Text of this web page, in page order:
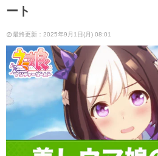
ート
最終更新：2025年9月1日(月) 08:01